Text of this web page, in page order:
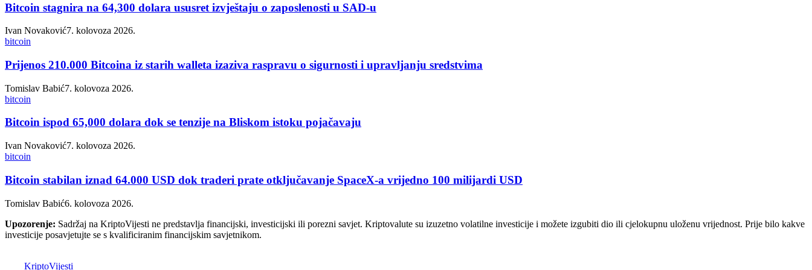
Bitcoin stagnira na 64,300 dolara ususret izvještaju o zaposlenosti u SAD-u
Ivan Novaković7. kolovoza 2026.
bitcoin
Prijenos 210.000 Bitcoina iz starih walleta izaziva raspravu o sigurnosti i upravljanju sredstvima
Tomislav Babić7. kolovoza 2026.
bitcoin
Bitcoin ispod 65,000 dolara dok se tenzije na Bliskom istoku pojačavaju
Ivan Novaković7. kolovoza 2026.
bitcoin
Bitcoin stabilan iznad 64.000 USD dok traderi prate otključavanje SpaceX-a vrijedno 100 milijardi USD
Tomislav Babić6. kolovoza 2026.
Upozorenje: Sadržaj na KriptoVijesti ne predstavlja financijski, investicijski ili porezni savjet. Kriptovalute su izuzetno volatilne investicije i možete izgubiti dio ili cjelokupnu uloženu vrijednost. Prije bilo kakve
investicije posavjetujte se s kvalificiranim financijskim savjetnikom.
KriptoVijesti